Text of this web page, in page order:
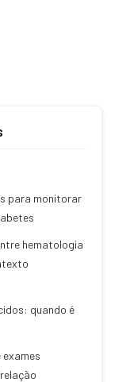
para monitorar
hematologia
quando é